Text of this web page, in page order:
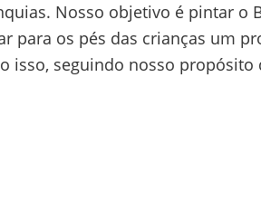
Nosso objetivo é pintar o
para os pés das crianças um
seguindo nosso propósito